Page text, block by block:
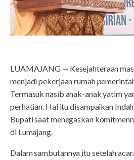
LUAMAJANG -- Kesejahteraan
menjadi pekerjaan rumah
Termasuk nasib anak-anak yatim
perhatian. Hal itu disampaikan
Bupati saat menegaskan
di Lumajang.
Dalam sambutannya itu setelah